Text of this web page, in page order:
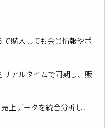
で購入しても会員情報やポ
リアルタイムで同期し、販
上データを統合分析し、